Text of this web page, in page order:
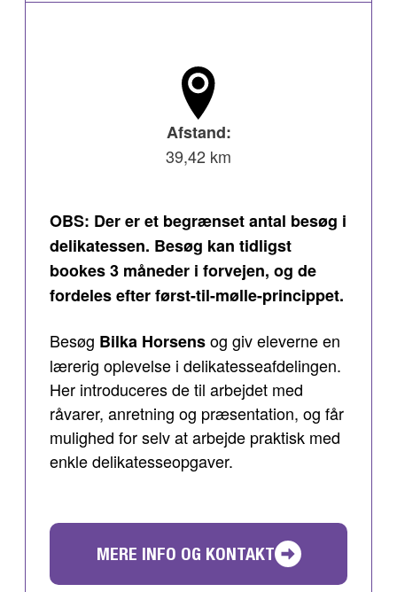
Afstand:
39,42 km
OBS: Der er et begrænset antal besøg i
delikatessen. Besøg kan tidligst
bookes 3 måneder i forvejen, og de
fordeles efter først-til-mølle-princippet.
Besøg Bilka Horsensog giv eleverne en
lærerig oplevelse i delikatesseafdelingen.
Her introduceres de til arbejdet med
råvarer, anretning og præsentation, og får
mulighed for selv at arbejde praktisk med
enkle delikatesseopgaver.
MERE INFO OG KONTAKT